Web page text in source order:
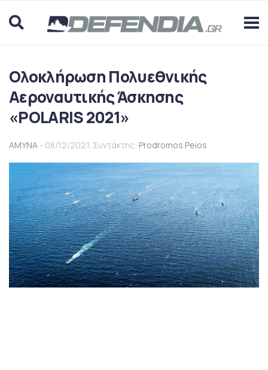
Ολοκλήρωση Πολυεθνικής
Αεροναυτικής Άσκησης
«POLARIS 2021»
ΑΜΥΝΑ - 08/12/2021. Συντάκτης: Prodromos Peios